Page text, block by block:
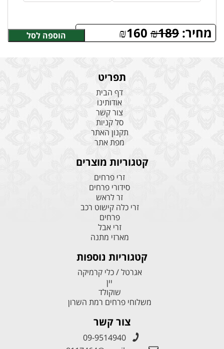
מחיר: ₪189
₪160 הוספה לסל
תפריט
דף הבית
אודותינו
צור קשר
סל קניות
תקנון האתר
מפת אתר
קטגוריות מוצרים
זרי פרחים
סידורי פרחים
זר לראש
זרי כלה קישוט רכב
פרחים
זרי אבל
מארזי מתנה
קטגוריות נוספות
אגרטל / כלי קרמיקה
יין
שוקולד
משלוחי פרחים רמת השרון
צור קשר
09-9514940